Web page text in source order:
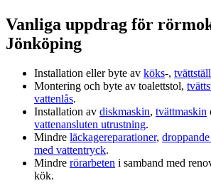
Vanliga uppdrag för
Jönköping
Installation eller byte av köks‑,
Montering och byte av toalettstol,
vattenlås.
Installation av diskmaskin, tvättmaskin
vattenansluten utrustning.
Mindre läckagereparationer,
med vattentryck.
Mindre rörarbeten i samband med
kök.